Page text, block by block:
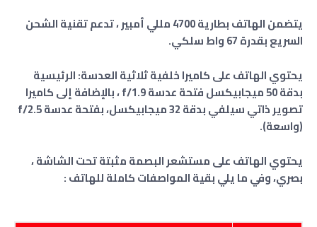
يتضمن الهاتف بطارية 4700 مللي أمبير ، تدعم تقنية الشحن
السريع بقدرة 67 واط سلكي.
يحتوي الهاتف على كاميرا خلفية ثلاثية العدسة: الرئيسية
بدقة 50 ميجابيكسل فتحة عدسة f/1.9 ، بالإضافة إلى كاميرا
تصوير ذاتي سيلفي بدقة 32 ميجابيكسل، بفتحة عدسة f/2.5
(واسعة).
يحتوي الهاتف على مستشعر البصمة مثبتة تحت الشاشة ،
بصري، وفي ما يلي بقية المواصفات كاملة للهاتف :